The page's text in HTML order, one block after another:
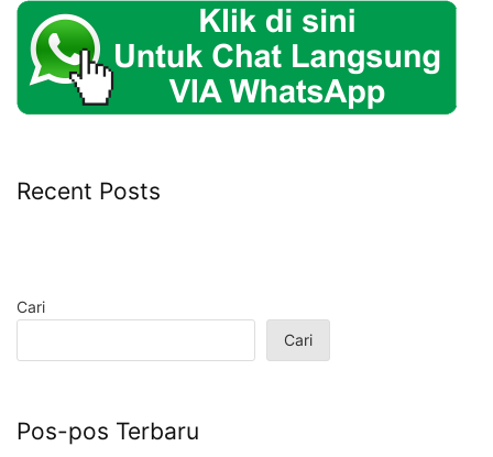
Recent Posts
Cari
Cari
Pos-pos Terbaru